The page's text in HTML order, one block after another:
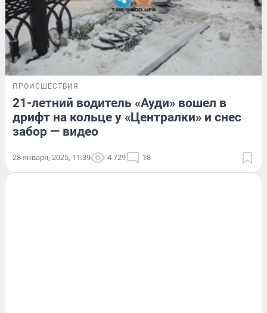
ПРОИСШЕСТВИЯ
21-летний водитель «Ауди» вошел в
дрифт на кольце у «Централки» и снес
забор — видео
28 января, 2025, 11:39 4 729 18